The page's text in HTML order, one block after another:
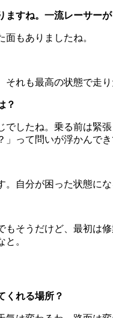
すね。一流レーサー
もありましたね。
れも最高の状態で走
？
でしたね。乗る前は緊
って問いが浮かんでき
自分が困った状態にな
そうだけど、最初は
。
くれる場所？